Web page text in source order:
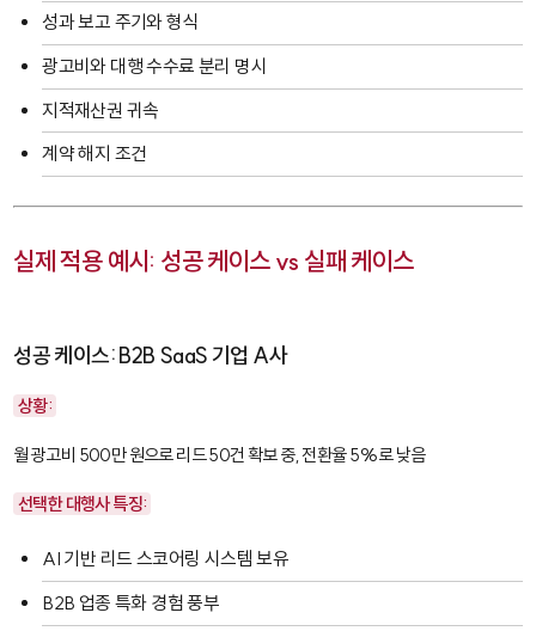
성과 보고 주기와 형식
광고비와 대행 수수료 분리 명시
지적재산권 귀속
계약 해지 조건
실제 적용 예시: 성공 케이스 vs 실패 케이스
성공 케이스: B2B SaaS 기업 A사
상황:
월 광고비 500만 원으로 리드 50건 확보 중, 전환율 5%로 낮음
선택한 대행사 특징:
AI 기반 리드 스코어링 시스템 보유
B2B 업종 특화 경험 풍부